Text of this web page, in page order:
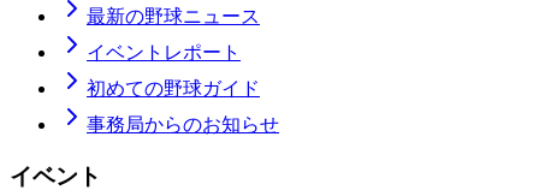
最新の野球ニュース
イベントレポート
初めての野球ガイド
事務局からのお知らせ
イベント